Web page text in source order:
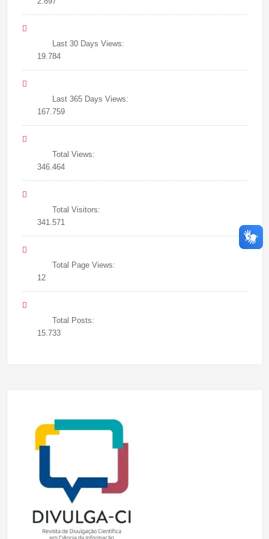
Last 30 Days Views:
19.784
Last 365 Days Views:
167.759
Total Views:
346.464
Total Visitors:
341.571
Total Page Views:
12
Total Posts:
15.733